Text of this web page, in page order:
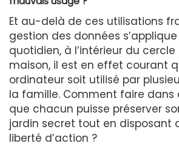
Et au-delà de ces utilisations
gestion des données
quotidien, à l’intérieur du
maison, il est en effet courant
ordinateur soit utilisé par
la famille. Comment faire dans
que chacun puisse préserver
jardin secret tout en disposant
liberté d’action ?